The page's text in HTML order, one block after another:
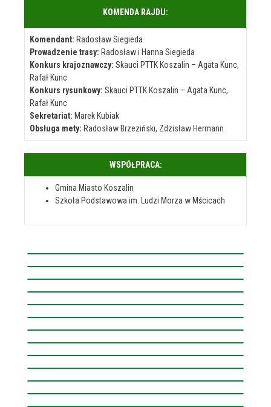
KOMENDA RAJDU:
Komendant: Radosław Siegieda
Prowadzenie trasy: Radosław i Hanna Siegieda
Konkurs krajoznawczy: Skauci PTTK Koszalin – Agata Kunc,
Rafał Kunc
Konkurs rysunkowy: Skauci PTTK Koszalin – Agata Kunc,
Rafał Kunc
Sekretariat: Marek Kubiak
Obsługa mety: Radosław Brzeziński, Zdzisław Hermann
WSPÓŁPRACA:
Gmina Miasto Koszalin
Szkoła Podstawowa im. Ludzi Morza w Mścicach